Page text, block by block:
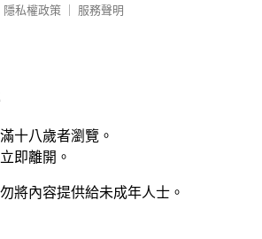
隱私權政策
服務聲明
十八歲者瀏覽。
即離開。
將內容提供給未成年人士。